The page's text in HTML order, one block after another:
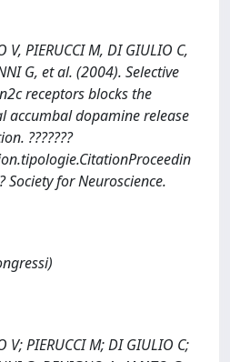
V, PIERUCCI M, DI GIULIO C,
G, et al. (2004). Selective
receptors blocks the
accumbal dopamine release
???????
Society for Neuroscience.
V; PIERUCCI M; DI GIULIO C;